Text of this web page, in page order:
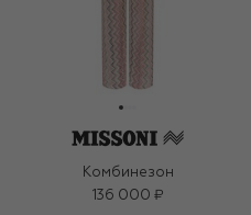
Комбинезон
136 000 ₽